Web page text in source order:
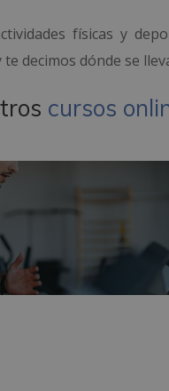
físicas y
decimos dónde se
cursos